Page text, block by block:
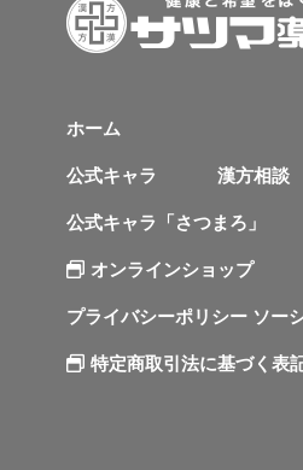
ホーム
公式キャラ 漢方相談
公式キャラ「さつまろ」
オンラインショップ
プライバシーポリシー ソー
特定商取引法に基づく表